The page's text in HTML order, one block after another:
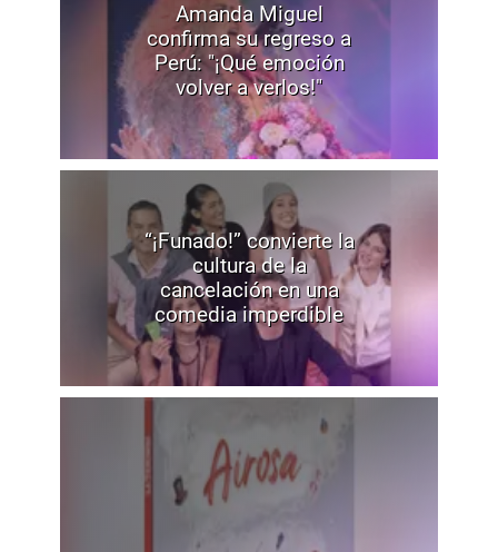
Amanda Miguel
confirma su regreso a
Perú: "¡Qué emoción
volver a verlos!"
“¡Funado!” convierte la
cultura de la
cancelación en una
comedia imperdible